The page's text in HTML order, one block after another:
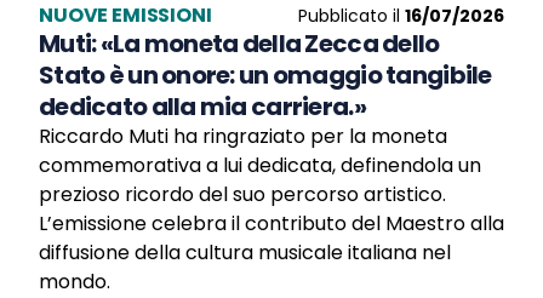
NUOVE EMISSIONI Pubblicato il 16/07/2026
Muti: «La moneta della Zecca dello
Stato è un onore: un omaggio tangibile
dedicato alla mia carriera.»
Riccardo Muti ha ringraziato per la moneta
commemorativa a lui dedicata, definendola un
prezioso ricordo del suo percorso artistico.
L’emissione celebra il contributo del Maestro alla
diffusione della cultura musicale italiana nel
mondo.